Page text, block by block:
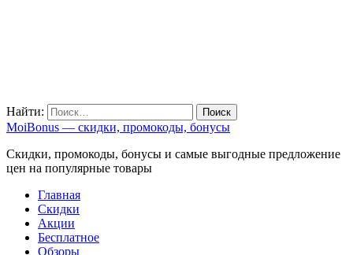
Найти:
MoiBonus — скидки, промокоды, бонусы
Скидки, промокоды, бонусы и самые выгодные предложение
цен на популярные товары
Главная
Скидки
Акции
Бесплатное
Обзоры